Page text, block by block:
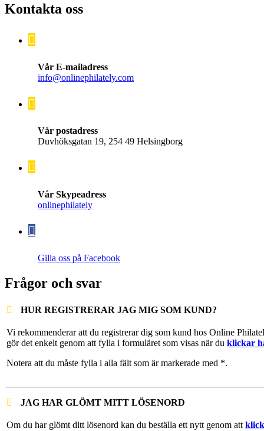
Kontakta oss
Vår E-mailadress
info@onlinephilately.com
Vår postadress
Duvhöksgatan 19, 254 49 Helsingborg
Vår Skypeadress
onlinephilately
Gilla oss på Facebook
Frågor och svar
HUR REGISTRERAR JAG MIG SOM KUND?
Vi rekommenderar att du registrerar dig som kund hos Online
gör det enkelt genom att fylla i formuläret som visas när du klickar
Notera att du måste fylla i alla fält som är markerade med *.
JAG HAR GLÖMT MITT LÖSENORD
Om du har glömt ditt lösenord kan du beställa ett nytt genom att